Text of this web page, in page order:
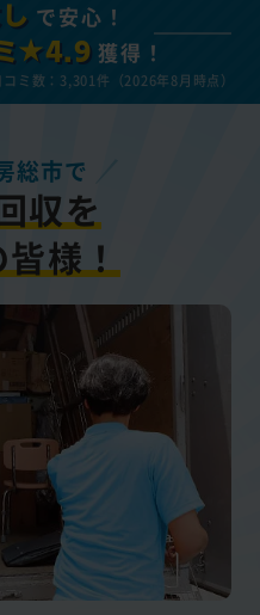
で安心！
★4.9 獲得！
ミ数：3,301件（2026年8月時点）
総市で
収を
様！